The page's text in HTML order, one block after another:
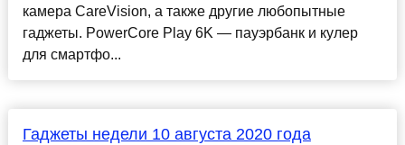
камера CareVision, а также другие любопытные
гаджеты. PowerCore Play 6K — пауэрбанк и кулер
для смартфо...
Гаджеты недели 10 августа 2020 года